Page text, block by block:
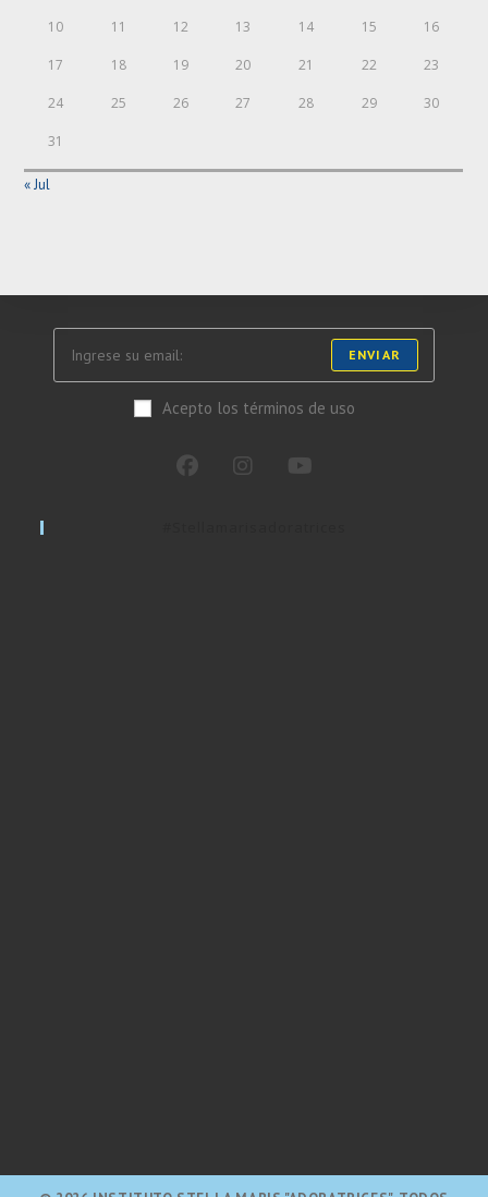
10 11 12 13 14 15 16
17 18 19 20 21 22 23
24 25 26 27 28 29 30
31
« Jul
ENVIAR
Acepto los términos de uso